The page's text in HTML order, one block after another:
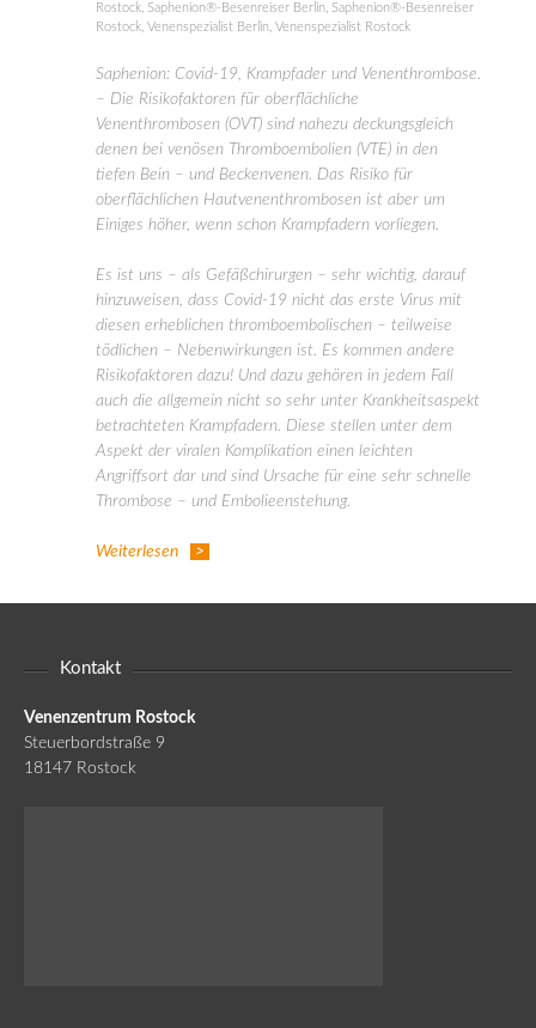
Rostock Saphenion®-Besenreiser Berlin Saphenion®-Besenreiser
Rostock Venenspezialist Berlin Venenspezialist Rostock
Saphenion: Covid-19, Krampfader und Venenthrombose.
– Die Risikofaktoren für oberflächliche
Venenthrombosen (OVT) sind nahezu deckungsgleich
denen bei venösen Thromboembolien (VTE) in den
tiefen Bein – und Beckenvenen. Das Risiko für
oberflächlichen Hautvenenthrombosen ist aber um
Einiges höher, wenn schon Krampfadern vorliegen.
Es ist uns – als Gefäßchirurgen – sehr wichtig, darauf
hinzuweisen, dass Covid-19 nicht das erste Virus mit
diesen erheblichen thromboembolischen – teilweise
tödlichen – Nebenwirkungen ist. Es kommen andere
Risikofaktoren dazu! Und dazu gehören in jedem Fall
auch die allgemein nicht so sehr unter Krankheitsaspekt
betrachteten Krampfadern. Diese stellen unter dem
Aspekt der viralen Komplikation einen leichten
Angriffsort dar und sind Ursache für eine sehr schnelle
Thrombose – und Embolieenstehung.
Weiterlesen
Kontakt
Venenzentrum Rostock
Steuerbordstraße 9
18147 Rostock